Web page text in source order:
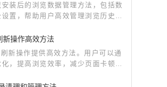
装后的浏览数据管理方法，包括数
置，帮助用户高效管理浏览历史和
新操作高效方法
新操作提供高效方法。用户可以通
，提高浏览效率，减少页面卡顿，